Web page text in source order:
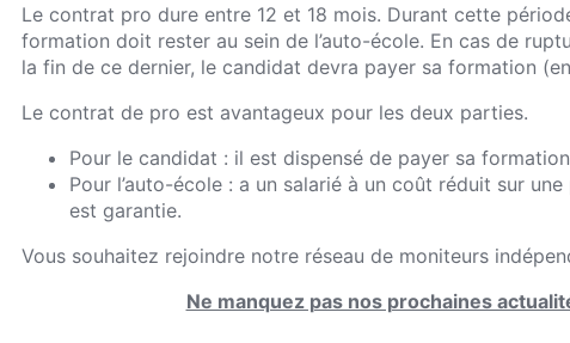
Le contrat pro dure entre 12 et 18 mois. Durant cette
formation doit rester au sein de l’auto-école. En cas de
la fin de ce dernier, le candidat devra payer sa formation
Le contrat de pro est avantageux pour les deux parties.
Pour le candidat : il est dispensé de payer sa
Pour l’auto-école : a un salarié à un coût réduit sur
est garantie.
Vous souhaitez rejoindre notre réseau de moniteurs
Ne manquez pas nos prochaines